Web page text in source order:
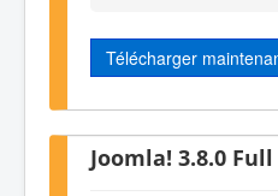
Télécharger
Joomla! 3.8.0